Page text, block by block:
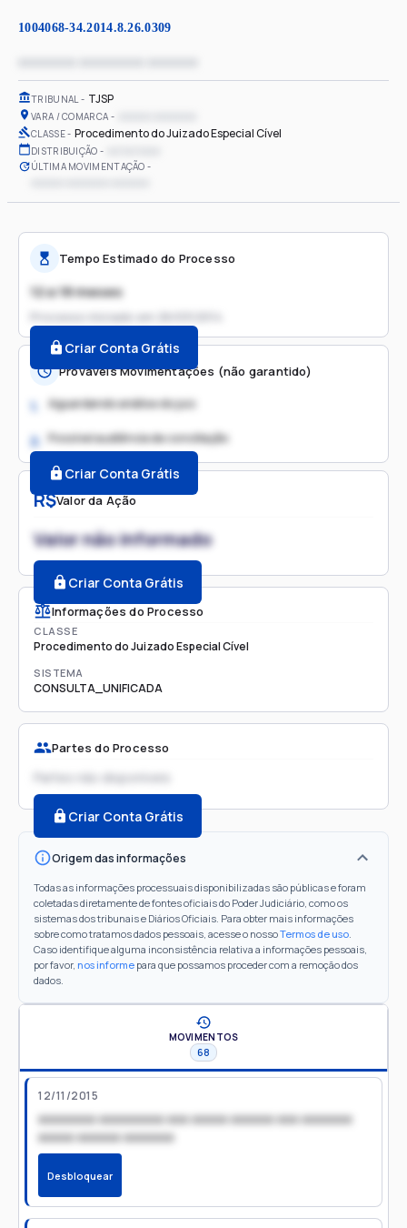
1004068-34.2014.8.26.0309
TRIBUNAL TJSP
VARA / COMARCA
CLASSE Procedimento do Juizado Especial Cível
DISTRIBUIÇÃO
ÚLTIMA MOVIMENTAÇÃO
R$Valor da Ação
Valor não informado
Criar Conta Grátis
Informações do Processo
CLASSE
Procedimento do Juizado Especial Cível
SISTEMA
CONSULTA_UNIFICADA
Partes do Processo
Partes não disponíveis
Criar Conta Grátis
Origem das informações
Todas as informações processuais disponibilizadas são públicas e foram
coletadas diretamente de fontes oficiais do Poder Judiciário, como os
sistemas dos tribunais e Diários Oficiais. Para obter mais informações
sobre como tratamos dados pessoais, acesse o nossoTermos de uso.
Caso identifique alguma inconsistência relativa a informações pessoais,
por favor, nos informe para que possamos proceder com a remoção dos
dados.
Tempo Estimado do Processo
12 a 18 meses
Processo iniciado em
Criar Conta Grátis
Prováveis Movimentações (não garantido)
1. Aguardando análise do juiz
2. Possível audiência de conciliação
Criar Conta Grátis
MOVIMENTOS
68
12/11/2015
xxxxxxxx xxxxxxxxx xxx xxxxx xxxxxx xxx xxxxxxx
xxxxx xxxxxx xxxxxxx
Desbloquear